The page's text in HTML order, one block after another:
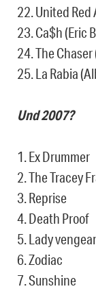
22. United Red
23. Ca$h (Eric
24. The
25. La Rabia
Und 2007?
1. Ex Drummer
2. The Tracey
3. Reprise
4. Death Proof
5. Lady
6. Zodiac
7. Sunshine